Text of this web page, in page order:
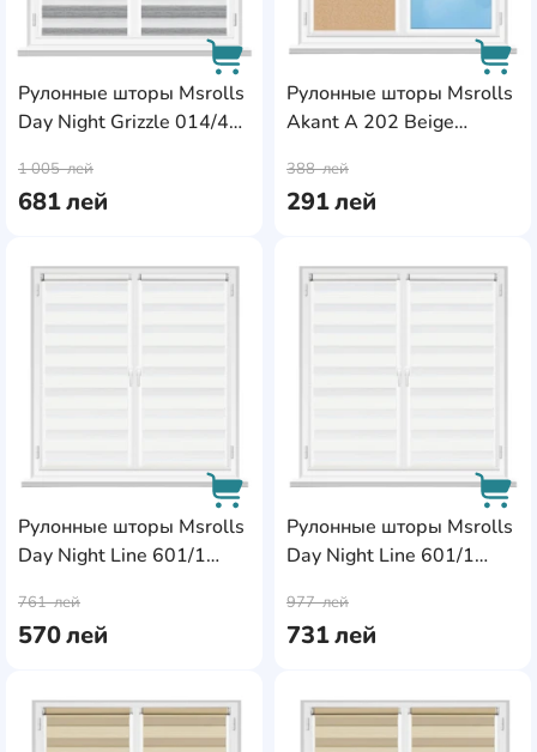
Рулонные шторы Msrolls
Day Night Grizzle 014/40
681лей
1 005лей
Рулонные шторы Msrolls
Akant A 202 Beige
291лей
388лей
Рулонные шторы Msrolls
Day Night Line 601/1
570лей
761лей
AddCardToFavourite
AddCardToCart
Рулонные шторы Msrolls
Day Night Line 601/1
731лей
977лей
AddCardToFavourite